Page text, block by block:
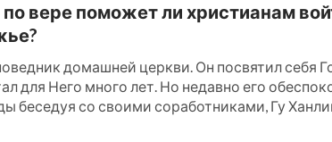
находим Божий голос и
которое я понимаю, — это принять
пред Богом. Это есть
Господа, мы будем отвержены и
вере поможет ли христианам
домашней церкви. Он посвятил себя
для Него много лет. Но недавно его
беседуя со своими соработниками, Гу